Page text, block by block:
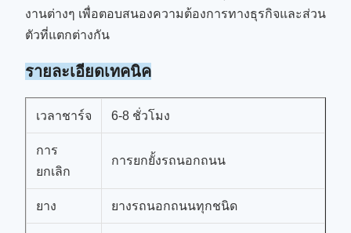
งานต่างๆ เพื่อตอบสนองความต้องการทางธุรกิจและส่วน
ตัวที่แตกต่างกัน
รายละเอียดเทคนิค
เวลาชาร์จ 6-8 ชั่วโมง
การ
ยกเลิก
การยกยั้งรถนอกถนน
ยาง ยางรถนอกถนนทุกชนิด